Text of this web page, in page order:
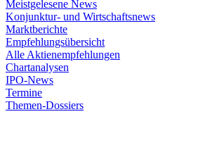
Meistgelesene News
Konjunktur- und Wirtschaftsnews
Marktberichte
Empfehlungsübersicht
Alle Aktienempfehlungen
Chartanalysen
IPO-News
Termine
Themen-Dossiers